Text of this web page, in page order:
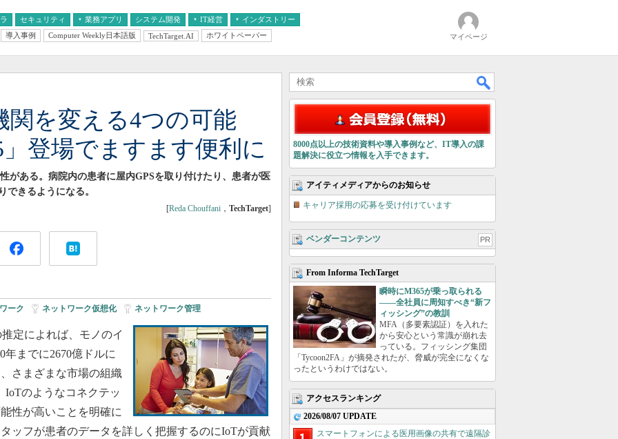
セキュリティ 業務アプリ
AI
システム開発 IT経営
経営とIT
インダストリー
医療IT
導入事例 Computer Weekly日本語版 TechTarget.AI ホワイトペーパー マイページ
関を変える4つの可能
登場でますます便利に
がある。病院内の患者に屋内GPSを取り付けたり、患者が医
できるようになる。
[Reda Chouffani ， TechTarget]
ーク ネットワーク仮想化| ネットワーク管理
定によれば、モノのイ
までに2670億ドルに
さまざまな市場の組織
IoTのようなコネクテッ
性が高いことを明確に
ッフが患者のデータを詳しく把握するのにIoTが貢献
8000点以上の技術資料や導入事例など、IT導入の課
題解決に役立つ情報を入手できます。
アイティメディアからのお知らせ
キャリア採用の応募を受け付けています
ベンダーコンテンツ PR
From Informa TechTarget
瞬時にM365が乗っ取られる
――全社員に周知すべき“新フ
ィッシング”の教訓
MFA（多要素認証）を入れた
から安心という常識が崩れ去
っている。フィッシング集団
「Tycoon2FA」が摘発されたが、脅威が完全になくな
ったというわけではない。
アクセスランキング
2026/08/07 UPDATE
スマートフォンによる医用画像の共有で遠隔診